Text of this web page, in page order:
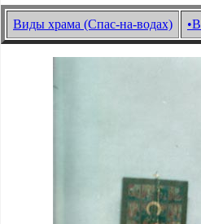
Виды храма (Спас-на-водах)